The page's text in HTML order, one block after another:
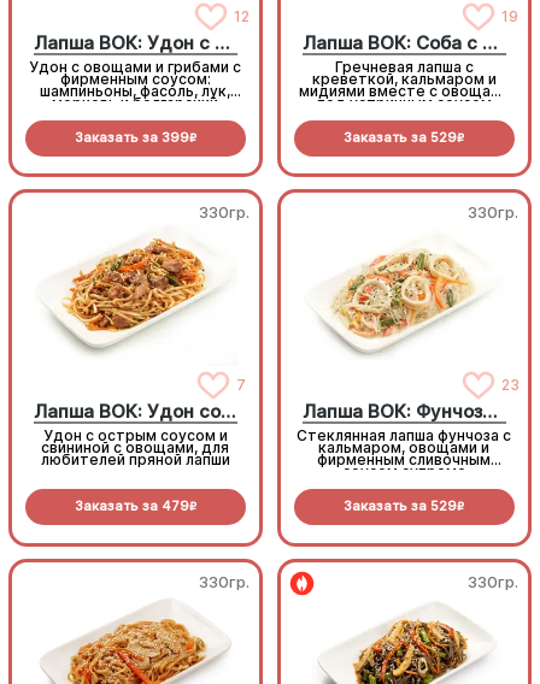
12
Лапша ВОК: Удон с овощами
Удон с овощами и грибами с
фирменным соусом:
шампиньоны, фасоль, лук,
морковь и болгарский
Заказать за 399R
19
Лапша ВОК: Соба с морепродуктами
Гречневая лапша с
креветкой, кальмаром и
мидиями вместе с овощами
под устричным соусом
Заказать за 529R
330гр.
7
Лапша ВОК: Удон со свининой
Удон с острым соусом и
свининой с овощами, для
любителей пряной лапши
Заказать за 479R
330гр.
23
Лапша ВОК: Фунчоза с кальмаром
Стеклянная лапша фунчоза с
кальмаром, овощами и
фирменным сливочным
соусом супреме
Заказать за 529R
330гр. 330гр.